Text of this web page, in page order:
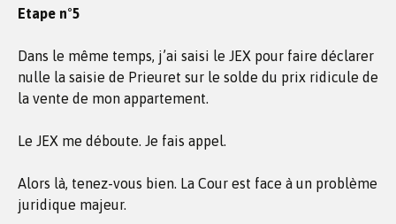
Etape n°5
Dans le même temps, j’ai saisi le JEX pour faire déclarer
nulle la saisie de Prieuret sur le solde du prix ridicule de
la vente de mon appartement.
Le JEX me déboute. Je fais appel.
Alors là, tenez-vous bien. La Cour est face à un problème
juridique majeur.